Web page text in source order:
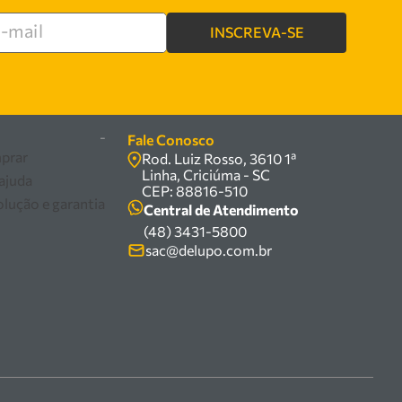
INSCREVA-SE
-
Fale Conosco
Rod. Luiz Rosso, 3610 1ª
Linha, Criciúma - SC
CEP: 88816-510
Central de Atendimento
(48) 3431-5800
sac@delupo.com.br